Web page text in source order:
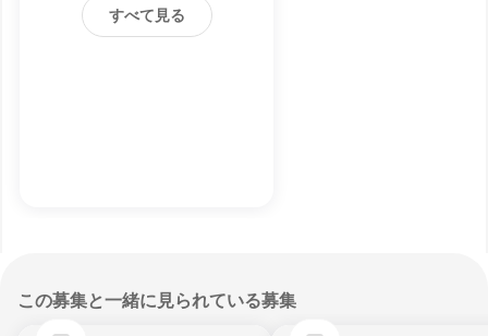
すべて見る
この募集と一緒に見られている募集